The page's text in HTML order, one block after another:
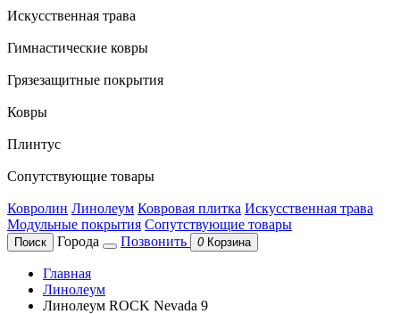
Искусственная трава
Гимнастические ковры
Грязезащитные покрытия
Ковры
Плинтус
Сопутствующие товары
Ковролин Линолеум Ковровая плитка Искусственная трава
Модульные покрытия Сопутствующие товары
Поиск Города Позвонить 0 Корзина
Главная
Линолеум
Линолеум ROCK Nevada 9